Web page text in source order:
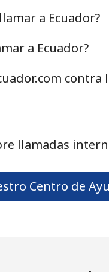
a Ecuador?
a Ecuador?
llamadas
Centro de